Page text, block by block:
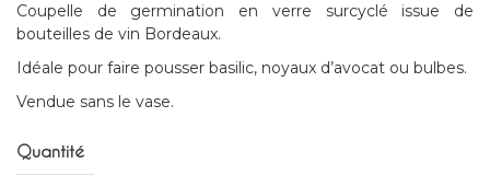
Coupelle de germination en verre surcyclé issue de
bouteilles de vin Bordeaux.
Idéale pour faire pousser basilic, noyaux d’avocat ou bulbes.
Vendue sans le vase.
Quantité